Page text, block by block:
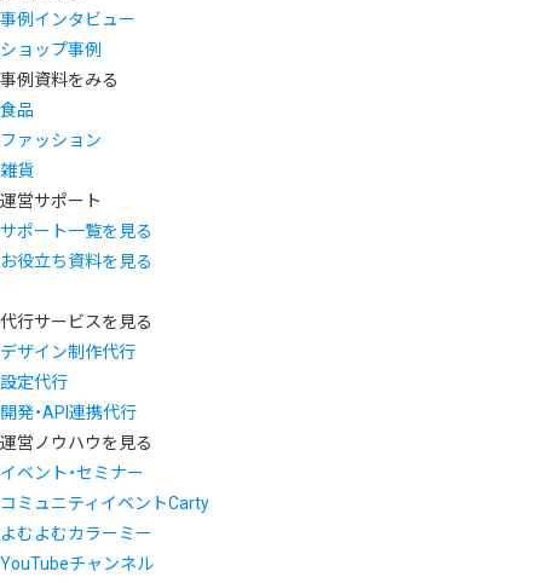
事例インタビュー
ショップ事例
事例資料をみる
食品
ファッション
雑貨
運営サポート
サポート一覧を見る
お役立ち資料を見る
代行サービスを見る
デザイン制作代行
設定代行
開発・API連携代行
運営ノウハウを見る
イベント・セミナー
コミュニティイベントCarty
よむよむカラーミー
YouTubeチャンネル